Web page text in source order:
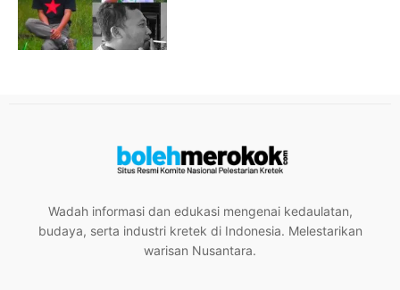
Wadah informasi dan edukasi mengenai kedaulatan,
budaya, serta industri kretek di Indonesia. Melestarikan
warisan Nusantara.